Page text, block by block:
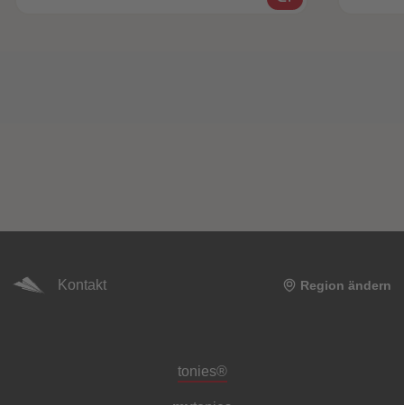
Kontakt Region ändern
Meta-Navigation Footer
tonies®